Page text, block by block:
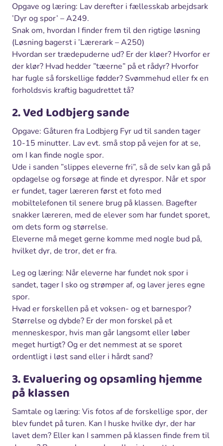
Opgave og læring: Lav derefter i fællesskab arbejdsark
’Dyr og spor’ – A249.
Snak om, hvordan I finder frem til den rigtige løsning
(Løsning bagerst i ’Lærerark – A250)
Hvordan ser trædepuderne ud? Er der kløer? Hvorfor er
der klør? Hvad hedder ”tæerne” på et rådyr? Hvorfor
har fugle så forskellige fødder? Svømmehud eller fx en
forholdsvis kraftig bagudrettet tå?
2. Ved Lodbjerg sande
Opgave: Gåturen fra Lodbjerg Fyr ud til sanden tager
10-15 minutter. Lav evt. små stop på vejen for at se,
om I kan finde nogle spor.
Ude i sanden ”slippes eleverne fri”, så de selv kan gå på
opdagelse og forsøge at finde et dyrespor. Når et spor
er fundet, tager læreren først et foto med
mobiltelefonen til senere brug på klassen. Bagefter
snakker læreren, med de elever som har fundet sporet,
om dets form og størrelse.
Eleverne må meget gerne komme med nogle bud på,
hvilket dyr, de tror, det er fra.
Leg og læring: Når eleverne har fundet nok spor i
sandet, tager I sko og strømper af, og laver jeres egne
spor.
Hvad er forskellen på et voksen- og et barnespor?
Størrelse og dybde? Er der mon forskel på et
menneskespor, hvis man går langsomt eller løber
meget hurtigt? Og er det nemmest at se sporet
ordentligt i løst sand eller i hårdt sand?
3. Evaluering og opsamling hjemme
på klassen
Samtale og læring: Vis fotos af de forskellige spor, der
blev fundet på turen. Kan I huske hvilke dyr, der har
lavet dem? Eller kan I sammen på klassen finde frem til